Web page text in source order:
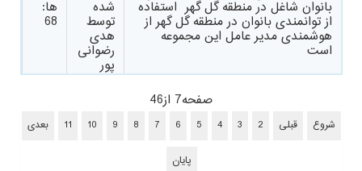
بانوان شاغل در منطقه گل گهر استفاده
از توانمندی بانوان در منطقه گل گهر از
هوشمندی مدیر عامل این مجموعه
است
شده
توسط
هدی
رضوانی
پور
ها:
68
صفحه7 از46
شروع قبلی 10 بعدی
پایان